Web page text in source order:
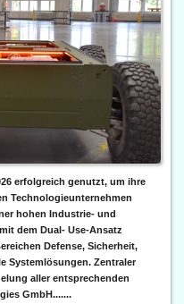
erfolgreich genutzt, um ihre
Technologieunternehmen
hohen Industrie- und
dem Dual- Use-Ansatz
Defense, Sicherheit,
Systemlösungen. Zentraler
aller entsprechenden
GmbH.......